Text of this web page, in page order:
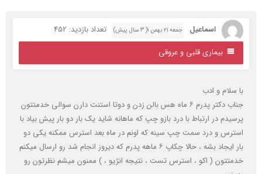
اسماعیل جمعه ۲۱ بهمن ۱( 3 سال پیش)
تعداد بازدید: 452
بیماری قلبی و عروقی
سلام و ادب
جناب دکتر پدرم ۶ ماه هس بالن زدن و دوتا استنت دارن سوالی خدمتتون
در ارتباط با درد بازو چپ که ماهانه شاید یک بار دو بار پیش بیاد با
و درد سمت چپ سینه که اونم در ماه بعد استرس ممکنه یکی دو
بار ایجاد بشه ، حالا چکاپ ۶ ماهه پدرم که دیروز انجام شد رو ارسال میکنم
( اکو ، استرس تست ، نتیجه انژیو ، ) ممنون میشم نظرتون‌ رو